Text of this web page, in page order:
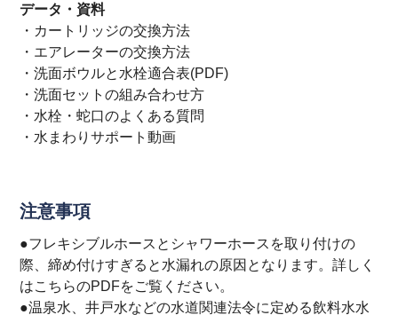
データ・資料
・ カートリッジの交換方法
・ エアレーターの交換方法
・洗面ボウルと水栓適合表(PDF)
・洗面セットの組み合わせ方
・ 水栓・蛇口のよくある質問
・ 水まわりサポート動画
注意事項
●フレキシブルホースとシャワーホースを取り付けの
際、締め付けすぎると水漏れの原因となります。詳しく
はこちらのPDFをご覧ください。
●温泉水、井戸水などの水道関連法令に定める飲料水水